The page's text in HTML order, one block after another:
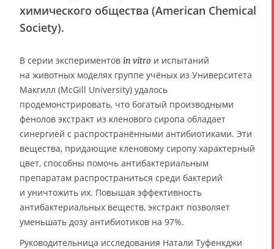
химического общества (American Chemical
Society).
В серии экспериментов in vitro и испытаний
на животных моделях группе учёных из Университета
Макгилл (McGill University) удалось
продемонстрировать, что богатый производными
фенолов экстракт из кленового сиропа обладает
синергией с распространёнными антибиотиками. Эти
вещества, придающие кленовому сиропу характерный
цвет, способны помочь антибактериальным
препаратам распространиться среди бактерий
и уничтожить их. Повышая эффективность
антибактериальных веществ, экстракт позволяет
уменьшать дозу антибиотиков на 97%.
Руководительница исследования Натали Туфенкджи